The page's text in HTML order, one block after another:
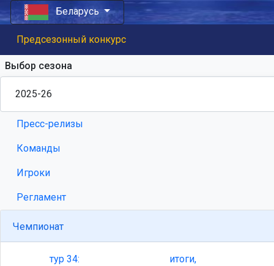
Беларусь
Предсезонный конкурс
Выбор сезона
Пресс-релизы
Команды
Игроки
Регламент
Чемпионат
тур 34:
итоги,